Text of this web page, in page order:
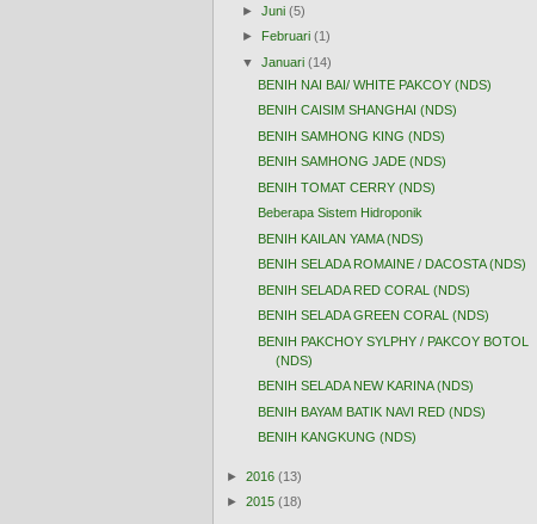
►Juni (5)
►
Februari (1)
▼
Januari (14)
BENIH NAI BAI/ WHITE PAKCOY (NDS)
BENIH CAISIM SHANGHAI (NDS)
BENIH SAMHONG KING (NDS)
BENIH SAMHONG JADE (NDS)
BENIH TOMAT CERRY (NDS)
Beberapa Sistem Hidroponik
BENIH KAILAN YAMA (NDS)
BENIH SELADA ROMAINE / DACOSTA (NDS)
BENIH SELADA RED CORAL (NDS)
BENIH SELADA GREEN CORAL (NDS)
BENIH PAKCHOY SYLPHY / PAKCOY BOTOL
(NDS)
BENIH SELADA NEW KARINA (NDS)
BENIH BAYAM BATIK NAVI RED (NDS)
BENIH KANGKUNG (NDS)
► 2016 (13)
► 2015 (18)